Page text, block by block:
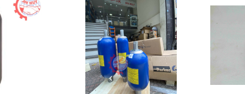
Xem nhanh